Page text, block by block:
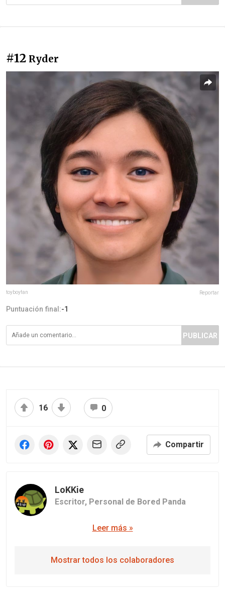
#12 Ryder
toyboyfan Reportar
Puntuación final:-1
PUBLICAR
16 0
Compartir
LoKKie
Escritor, Personal de Bored Panda
Leer más »
Mostrar todos los colaboradores